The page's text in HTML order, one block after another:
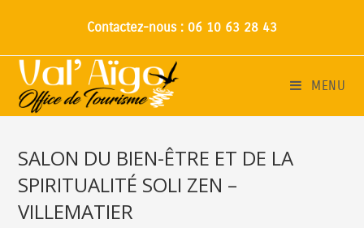
Contactez-nous : 06 10 63 28 43
MENU
SALON DU BIEN-ÊTRE ET DE LA
SPIRITUALITÉ SOLI ZEN –
VILLEMATIER